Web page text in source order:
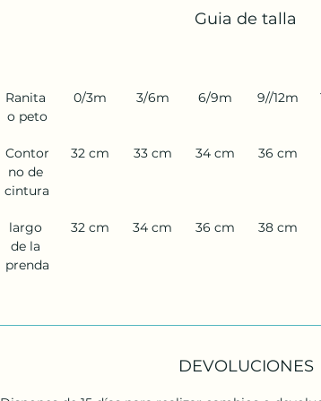
Guia de talla
Ranita
o peto
0/3m 3/6m 6/9m 9//12m
Contor
no de
cintura
32 cm 33 cm 34 cm 36 cm
largo
de la
prenda
32 cm 34 cm 36 cm 38 cm
DEVOLUCIONES